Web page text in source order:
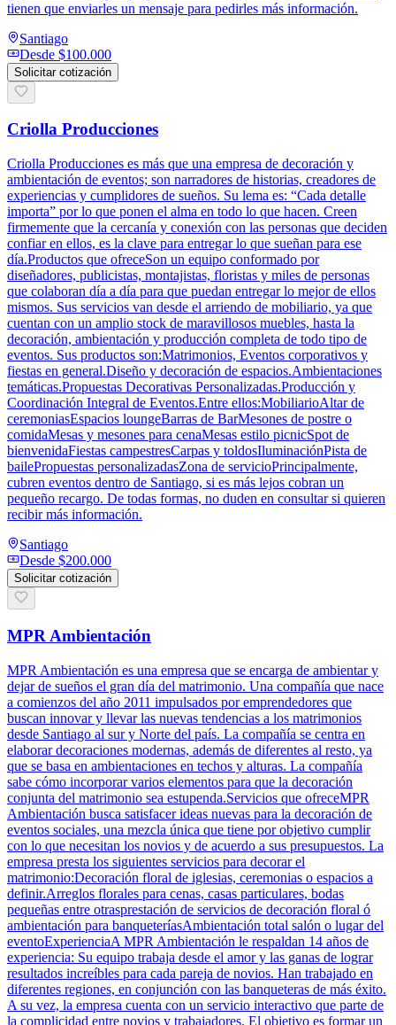
tienen que enviarles un mensaje para pedirles más información.
Santiago
Desde $100.000
Solicitar cotización
Criolla Producciones
Criolla Producciones es más que una empresa de decoración y
ambientación de eventos; son narradores de historias, creadores de
experiencias y cumplidores de sueños. Su lema es: “Cada detalle
importa” por lo que ponen el alma en todo lo que hacen. Creen
firmemente que la cercanía y conexión con las personas que deciden
confiar en ellos, es la clave para entregar lo que sueñan para ese
día.Productos que ofreceSon un equipo conformado por
diseñadores, publicistas, montajistas, floristas y miles de personas
que colaboran día a día para que puedan entregar lo mejor de ellos
mismos. Sus servicios van desde el arriendo de mobiliario, ya que
cuentan con un amplio stock de maravillosos muebles, hasta la
decoración, ambientación y producción completa de todo tipo de
eventos. Sus productos son:Matrimonios, Eventos corporativos y
fiestas en general.Diseño y decoración de espacios.Ambientaciones
temáticas.Propuestas Decorativas Personalizadas.Producción y
Coordinación Integral de Eventos.Entre ellos:MobiliarioAltar de
ceremoniasEspacios loungeBarras de BarMesones de postre o
comidaMesas y mesones para cenaMesas estilo picnicSpot de
bienvenidaFiestas campestresCarpas y toldosIluminaciónPista de
bailePropuestas personalizadasZona de servicioPrincipalmente,
cubren eventos dentro de Santiago, si es más lejos cobran un
pequeño recargo. De todas formas, no duden en consultar si quieren
recibir más información.
Santiago
Desde $200.000
Solicitar cotización
MPR Ambientación
MPR Ambientación es una empresa que se encarga de ambientar y
dejar de sueños el gran día del matrimonio. Una compañía que nace
a comienzos del año 2011 impulsados por emprendedores que
buscan innovar y llevar las nuevas tendencias a los matrimonios
desde Santiago al sur y Norte del país. La compañía se centra en
elaborar decoraciones modernas, además de diferentes al resto, ya
que se basa en ambientaciones en techos y alturas. La compañía
sabe cómo incorporar varios elementos para que la decoración
conjunta del matrimonio sea estupenda.Servicios que ofreceMPR
Ambientación busca satisfacer ideas nuevas para la decoración de
eventos sociales, una mezcla única que tiene por objetivo cumplir
con lo que necesitan los novios y de acuerdo a sus presupuestos. La
empresa presta los siguientes servicios para decorar el
matrimonio:Decoración floral de iglesias, ceremonias o espacios a
definir.Arreglos florales para cenas, casas particulares, bodas
pequeñas entre otrasprestación de servicios de decoración floral ó
ambientación para banqueteríasAmbientación total salón o lugar del
eventoExperienciaA MPR Ambientación le respaldan 14 años de
experiencia: Su equipo trabaja desde el amor y las ganas de lograr
resultados increíbles para cada pareja de novios. Han trabajado en
diferentes regiones, en conjunción con las banqueteras de más éxito.
A su vez, la empresa cuenta con un servicio interactivo que parte de
la complicidad entre novios y trabajadores. El objetivo es formar un